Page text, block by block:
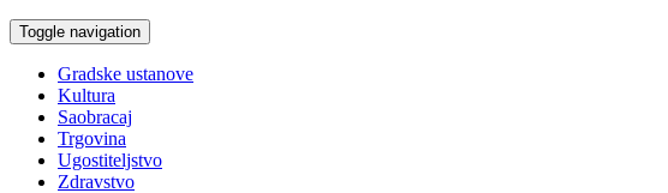
Toggle navigation
Gradske ustanove
Kultura
Saobracaj
Trgovina
Ugostiteljstvo
Zdravstvo